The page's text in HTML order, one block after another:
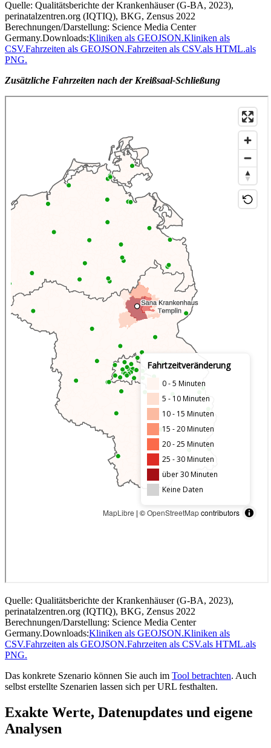
Quelle: Qualitätsberichte der Krankenhäuser (G-BA, 2023),
perinatalzentren.org (IQTIQ), BKG, Zensus 2022
Berechnungen/Darstellung: Science Media Center
Germany.Downloads:Kliniken als GEOJSON.Kliniken als
CSV.Fahrzeiten als GEOJSON.Fahrzeiten als CSV.als HTML.als
PNG.
Zusätzliche Fahrzeiten nach der Kreißsaal-Schließung
Quelle: Qualitätsberichte der Krankenhäuser (G-BA, 2023),
perinatalzentren.org (IQTIQ), BKG, Zensus 2022
Berechnungen/Darstellung: Science Media Center
Germany.Downloads:Kliniken als GEOJSON.Kliniken als
CSV.Fahrzeiten als GEOJSON.Fahrzeiten als CSV.als HTML.als
PNG.
Das konkrete Szenario können Sie auch im Tool betrachten. Auch
selbst erstellte Szenarien lassen sich per URL festhalten.
Exakte Werte, Datenupdates und eigene
Analysen